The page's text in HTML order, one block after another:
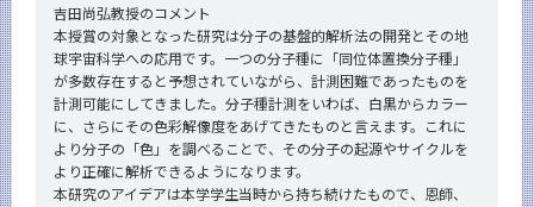
吉田尚弘教授のコメント
本授賞の対象となった研究は分子の基盤的解析法の開発とその地
球宇宙科学への応用です。一つの分子種に「同位体置換分子種」
が多数存在すると予想されていながら、計測困難であったものを
計測可能にしてきました。分子種計測をいわば、白黒からカラー
に、さらにその色彩解像度をあげてきたものと言えます。これに
より分子の「色」を調べることで、その分子の起源やサイクルを
より正確に解析できるようになります。
本研究のアイデアは本学学生当時から持ち続けたもので、恩師、